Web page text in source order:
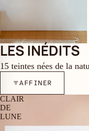
LES INÉDITS
15 teintes nées de la
AFFINER
CLAIR
DE
LUNE